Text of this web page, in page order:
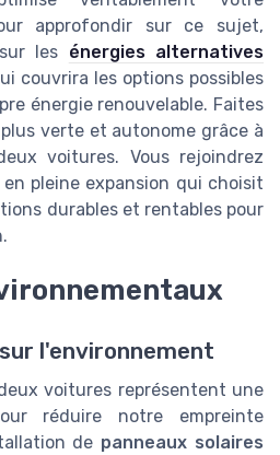
approfondir sur ce sujet,
les énergies alternatives
couvrira les options possibles
énergie renouvelable. Faites
verte et autonome grâce à
voitures. Vous rejoindrez
pleine expansion qui choisit
durables et rentables pour
l'environnement
voitures représentent une
réduire notre empreinte
de panneaux solaires